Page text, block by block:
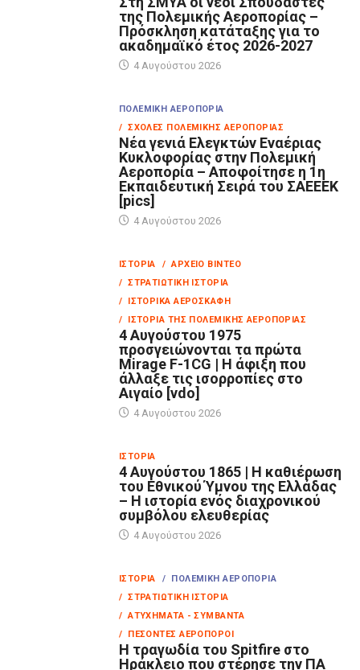
της Πολεμικής Αεροπορίας –
Πρόσκληση κατάταξης για το
ακαδημαϊκό έτος 2026-2027
4 Αυγούστου 2026
ΠΟΛΕΜΙΚΉ ΑΕΡΟΠΟΡΊΑ
/ ΣΧΟΛΈΣ ΠΟΛΕΜΙΚΉΣ ΑΕΡΟΠΟΡΊΑΣ
Νέα γενιά Ελεγκτών Εναέριας
Κυκλοφορίας στην Πολεμική
Αεροπορία – Αποφοίτησε η 1η
Εκπαιδευτική Σειρά του ΣΑΕΕΕΚ
[pics]
4 Αυγούστου 2026
ΙΣΤΟΡΊΑ
/ ΑΡΧΕΊΟ ΒΊΝΤΕΟ
/ ΣΤΡΑΤΙΩΤΙΚΉ ΙΣΤΟΡΊΑ
/ ΙΣΤΟΡΙΚΆ ΑΕΡΟΣΚΆΦΗ
/ ΙΣΤΟΡΊΑ ΤΗΣ ΠΟΛΕΜΙΚΉΣ ΑΕΡΟΠΟΡΊΑΣ
4 Αυγούστου 1975
προσγειώνονται τα πρώτα
Mirage F-1CG | Η άφιξη που
άλλαξε τις ισορροπίες στο
Αιγαίο [vdo]
4 Αυγούστου 2026
ΙΣΤΟΡΊΑ
4 Αυγούστου 1865 | Η καθιέρωση
του Εθνικού Ύμνου της Ελλάδας
– Η ιστορία ενός διαχρονικού
συμβόλου ελευθερίας
4 Αυγούστου 2026
ΙΣΤΟΡΊΑ
/ ΠΟΛΕΜΙΚΉ ΑΕΡΟΠΟΡΊΑ
/ ΣΤΡΑΤΙΩΤΙΚΉ ΙΣΤΟΡΊΑ
/ ΑΤΥΧΉΜΑΤΑ - ΣΥΜΒΆΝΤΑ
/ ΠΕΣΌΝΤΕΣ ΑΕΡΟΠΌΡΟΙ
Η τραγωδία του Spitfire στο
Ηράκλειο που στέρησε την ΠΑ